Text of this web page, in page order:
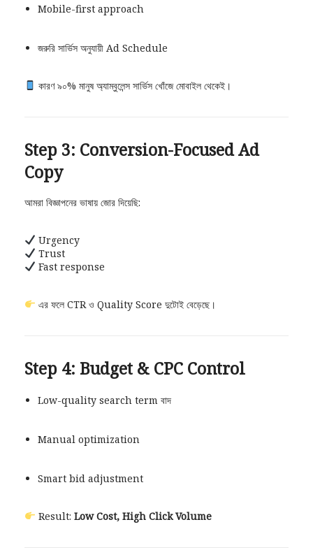
Mobile-first approach
জরুরি সার্ভিস অনুযায়ী Ad Schedule
কারণ ৯০% মানুষ অ্যাম্বুলেন্স সার্ভিস খোঁজে মোবাইল থেকেই।
Step 3: Conversion-Focused Ad
Copy
আমরা বিজ্ঞাপনের ভাষায় জোর দিয়েছি:
Urgency
Trust
Fast response
এর ফলে CTR ও Quality Score দুটোই বেড়েছে।
Step 4: Budget & CPC Control
Low-quality search term বাদ
Manual optimization
Smart bid adjustment
Result: Low Cost, High Click Volume